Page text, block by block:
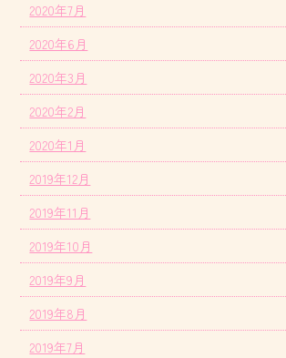
2020年7月
2020年6月
2020年3月
2020年2月
2020年1月
2019年12月
2019年11月
2019年10月
2019年9月
2019年8月
2019年7月